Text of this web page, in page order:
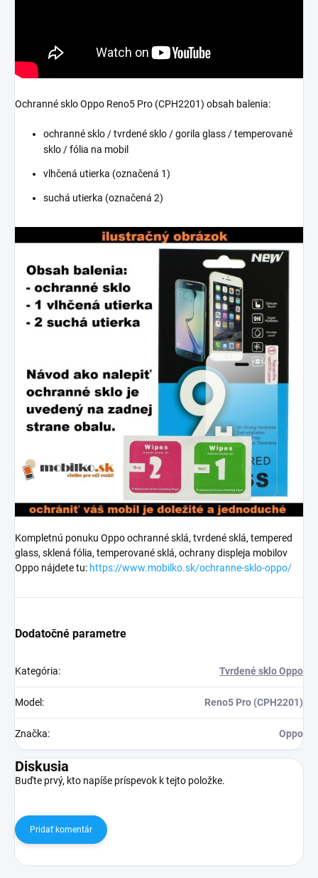
Ochranné sklo Oppo Reno5 Pro (CPH2201) obsah balenia:
ochranné sklo / tvrdené sklo / gorila glass / temperované
sklo / fólia na mobil
vlhčená utierka (označená 1)
suchá utierka (označená 2)
Kompletnú ponuku Oppo ochranné sklá, tvrdené sklá, tempered
glass, sklená fólia, temperované sklá, ochrany displeja mobilov
Oppo nájdete tu: https://www.mobilko.sk/ochranne-sklo-oppo/
Dodatočné parametre
Kategória: Tvrdené sklo Oppo
Model : Reno5 Pro (CPH2201)
Značka: Oppo
Diskusia
Buďte prvý, kto napíše príspevok k tejto položke.
Pridať komentár